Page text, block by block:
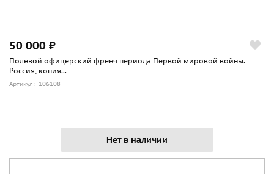
50 000 ₽
Полевой офицерский френч периода Первой мировой войны.
Россия, копия...
Артикул: 106108
Нет в наличии